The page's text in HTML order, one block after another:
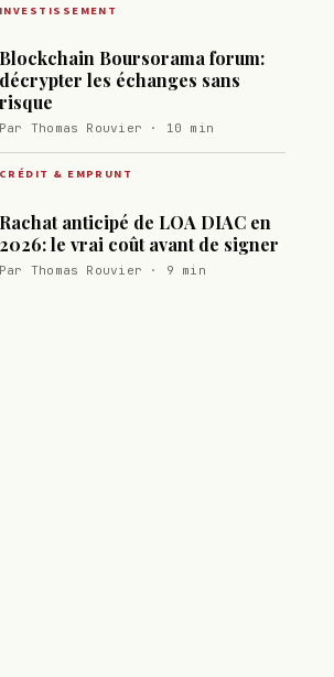
INVESTISSEMENT
Blockchain Boursorama forum:
décrypter les échanges sans
risque
Par Thomas Rouvier · 10 min
CRÉDIT & EMPRUNT
Rachat anticipé de LOA DIAC en
2026: le vrai coût avant de signer
Par Thomas Rouvier · 9 min